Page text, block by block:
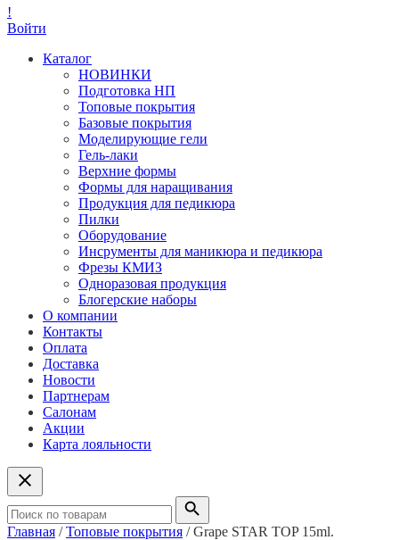
!
Войти
Каталог
НОВИНКИ
Подготовка НП
Топовые покрытия
Базовые покрытия
Моделирующие гели
Гель-лаки
Верхние формы
Формы для наращивания
Продукция для педикюра
Пилки
Оборудование
Инсрументы для маникюра и педикюра
Фрезы КМИЗ
Одноразовая продукция
Блогерские наборы
О компании
Контакты
Оплата
Доставка
Новости
Партнерам
Салонам
Акции
Карта лояльности
Главная /Топовые покрытия / Grape STAR TOP 15ml.